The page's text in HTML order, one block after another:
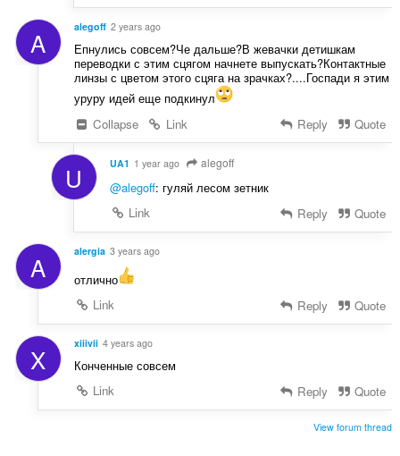
A alegoff 2 years ago
Епнулись совсем?Че дальше?В жевачки детишкам
переводки с этим сцягом начнете выпускать?Контактные
линзы с цветом этого сцяга на зрачках?....Госпади я этим
уруру идей еще подкинул
Collapse
Link Reply Quote
U UA1 1 year ago alegoff
@alegoff: гуляй лесом зетник
Link
Reply Quote
A alergia 3 years ago
отлично
Link
Reply Quote
X xiiivii 4 years ago
Конченные совсем
Link
Reply Quote
View forum thread